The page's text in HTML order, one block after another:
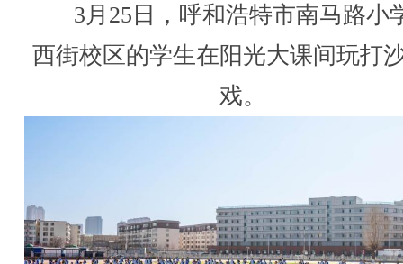
3月25日，呼和浩特市南马路小
西街校区的学生在阳光大课间玩打
戏。